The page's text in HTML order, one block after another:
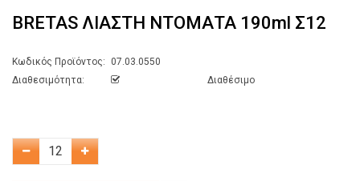
BRETAS ΛΙΑΣΤΗ ΝΤΟΜΑΤΑ 190ml Σ12
Κωδικός Προϊόντος:
07.03.0550
Διαθεσιμότητα:
Διαθέσιμο